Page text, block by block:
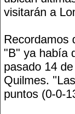
visitarán a
Recordamos
"B" ya había
pasado 14
Quilmes.
puntos (0-0-